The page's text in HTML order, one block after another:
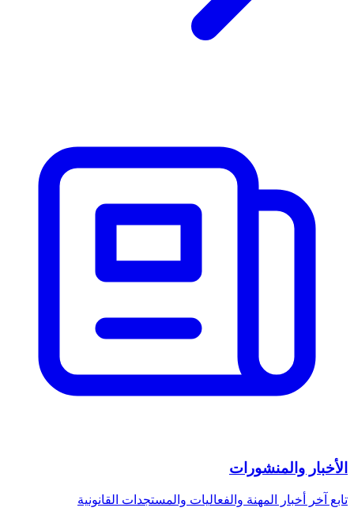
الأخبار والمنشورات
تابع آخر أخبار المهنة والفعاليات والمستجدات القانونية